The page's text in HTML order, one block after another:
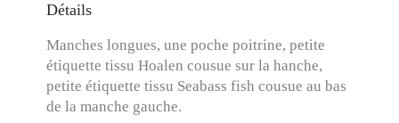
Détails
Manches longues, une poche poitrine, petite
étiquette tissu Hoalen cousue sur la hanche,
petite étiquette tissu Seabass fish cousue au bas
de la manche gauche.